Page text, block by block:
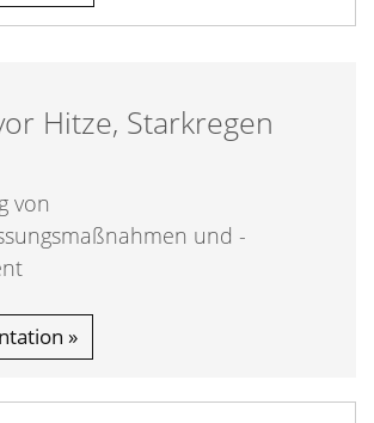
Hitze, Starkregen
von
und -